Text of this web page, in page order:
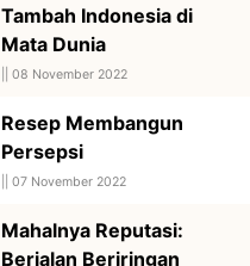
Tambah Indonesia di
Mata Dunia
08 November 2022
Resep Membangun
Persepsi
07 November 2022
Mahalnya Reputasi:
Berjalan Beriringan